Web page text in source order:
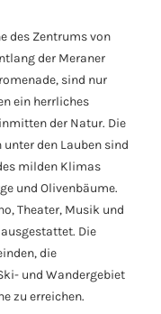
des Zentrums von
der Meraner
sind nur
ein herrliches
der Natur. Die
den Lauben sind
milden Klimas
und Olivenbäume.
Theater, Musik und
Die
die
und Wandergebiet
zu erreichen.